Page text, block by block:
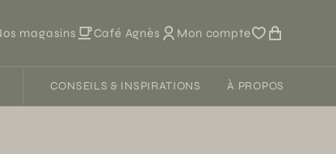
magasins Café Agnès Mon compte
CONSEILS & INSPIRATIONS À PROPOS